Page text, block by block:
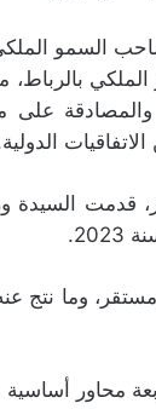
السمو
م، الموافق 21ربيع الأول
العامة لمشروع قانون
وطبقا لأحكام الفصل 49 من
مستقر، وما